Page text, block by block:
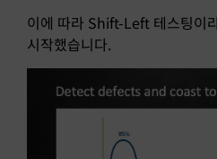
이에 따라 Shift-Left 테스팅이
시작했습니다.